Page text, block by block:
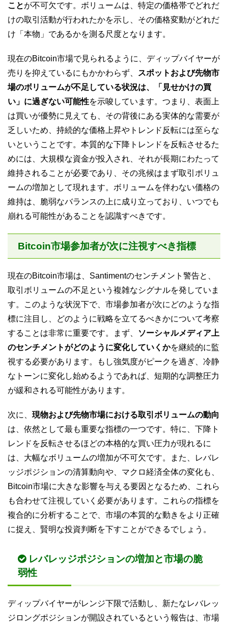
ことが不可欠です。ボリュームは、特定の価格帯でどれだ
けの取引活動が行われたかを示し、その価格変動がどれだ
け「本物」であるかを測る尺度となります。
現在のBitcoin市場で見られるように、ディップバイヤーが
売りを抑えているにもかかわらず、
スポットおよび先物市
場のボリュームが不足している状況は、「見せかけの買
い」に過ぎない可能性を示唆しています。つまり、表面上
は買いが優勢に見えても、その背後にある実体的な需要が
乏しいため、持続的な価格上昇やトレンド反転には至らな
いということです。本質的な下降トレンドを反転させるた
めには、大規模な資金が投入され、それが長期にわたって
維持されることが必要であり、その兆候はまず取引ボリュ
ームの増加として現れます。ボリュームを伴わない価格の
維持は、脆弱なバランスの上に成り立っており、いつでも
崩れる可能性があることを認識すべきです。
Bitcoin市場参加者が次に注視すべき指標
現在のBitcoin市場は、Santimentのセンチメント警告と、
取引ボリュームの不足という複雑なシグナルを発していま
す。このような状況下で、市場参加者が次にどのような指
標に注目し、どのように戦略を立てるべきかについて考察
することは非常に重要です。まず、
ソーシャルメディア上
のセンチメントがどのように変化していくかを継続的に監
視する必要があります。もし強気度がピークを過ぎ、冷静
なトーンに変化し始めるようであれば、短期的な調整圧力
が緩和される可能性があります。
次に、 現物および先物市場における取引ボリュームの動向
は、依然として最も重要な指標の一つです。特に、下降ト
レンドを反転させるほどの本格的な買い圧力が現れるに
は、大幅なボリュームの増加が不可欠です。また、レバレ
ッジポジションの清算動向や、マクロ経済全体の変化も、
Bitcoin市場に大きな影響を与える要因となるため、これら
も合わせて注視していく必要があります。これらの指標を
複合的に分析することで、市場の本質的な動きをより正確
に捉え、賢明な投資判断を下すことができるでしょう。
レバレッジポジションの増加と市場の脆
弱性
ディップバイヤーがレンジ下限で活動し、新たなレバレッ
ジロングポジションが開設されているという報告は、市場